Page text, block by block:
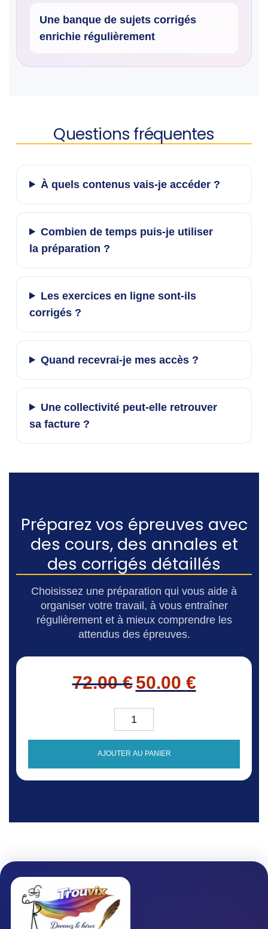
Une banque de sujets corrigés
enrichie régulièrement
Questions fréquentes
À quels contenus vais-je accéder ?
Combien de temps puis-je utiliser
la préparation ?
Les exercices en ligne sont-ils
corrigés ?
Quand recevrai-je mes accès ?
Une collectivité peut-elle retrouver
sa facture ?
Préparez vos épreuves avec
des cours, des annales et
des corrigés détaillés
Choisissez une préparation qui vous aide à
organiser votre travail, à vous entraîner
régulièrement et à mieux comprendre les
attendus des épreuves.
72.00€ Le prix initial était :
50.00 €Le prix
quantité de Préparation du
AJOUTER AU PANIER